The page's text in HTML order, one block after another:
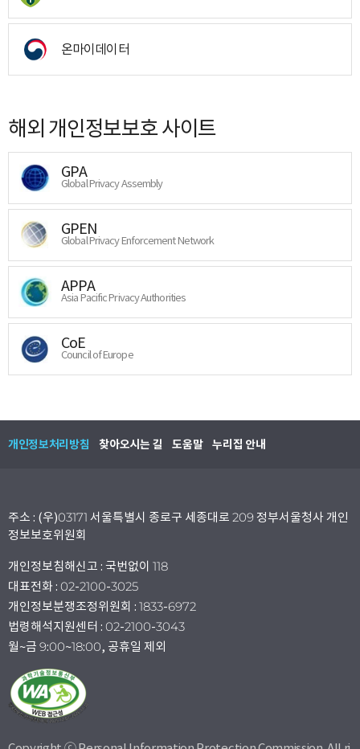
온마이데이터
해외 개인정보보호 사이트
GPA
Global Privacy Assembly
GPEN
Global Privacy Enforcement Network
APPA
Asia Pacific Privacy Authorities
CoE
Council of Europe
개인정보처리방침 찾아오시는 길 도움말 누리집 안내
주소 : (우)03171 서울특별시 종로구 세종대로 209 정부서울청사 개인
정보보호위원회
개인정보침해신고 : 국번없이 118
대표전화 : 02-2100-3025
개인정보분쟁조정위원회 : 1833-6972
법령해석지원센터 : 02-2100-3043
월~금 9:00~18:00, 공휴일 제외